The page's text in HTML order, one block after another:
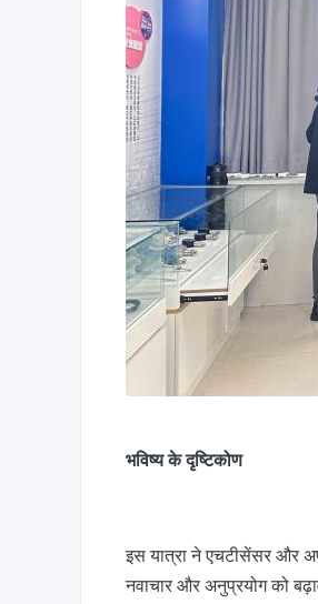
भविष्य के दृष्टिकोण
इस यात्रा ने एचटीसेंसर और
नवाचार और अनुप्रयोग को